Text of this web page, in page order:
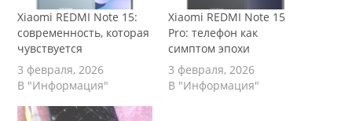
Xiaomi REDMI Note 15:
современность, которая
чувствуется
3 февраля, 2026
В "Информация"
Xiaomi REDMI Note 15
Pro: телефон как
симптом эпохи
3 февраля, 2026
В "Информация"